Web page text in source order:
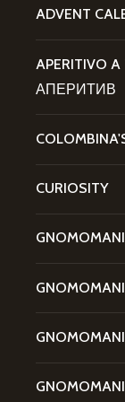
ADVENT
APERITIVO
АПЕРИТИВ
CURIOSITY